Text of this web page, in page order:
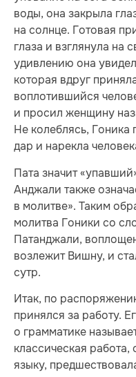
воды, она закрыла
на солнце. Готовая
глаза и взглянула на
удивлению она
которая вдруг
воплотившийся
и просил женщину
Не колеблясь,
дар и нарекла
Пата значит
Анджали также
в молитве». Таким
молитва Гоники со
Патанджали,
возлежит Вишну, и
сутр.
Итак, по
принялся за работу.
о грамматике
классическая
языку,